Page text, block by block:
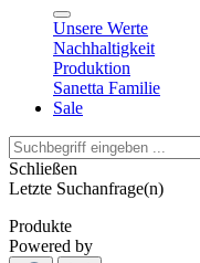
Unsere Werte
Nachhaltigkeit
Produktion
Sanetta Familie
Sale
Schließen
Letzte Suchanfrage(n)
Produkte
Powered by